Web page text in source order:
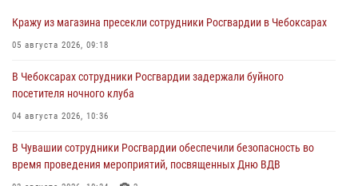
Кражу из магазина пресекли сотрудники Росгвардии в Чебоксарах
05 августа 2026, 09:18
В Чебоксарах сотрудники Росгвардии задержали буйного
посетителя ночного клуба
04 августа 2026, 10:36
В Чувашии сотрудники Росгвардии обеспечили безопасность во
время проведения мероприятий, посвященных Дню ВДВ